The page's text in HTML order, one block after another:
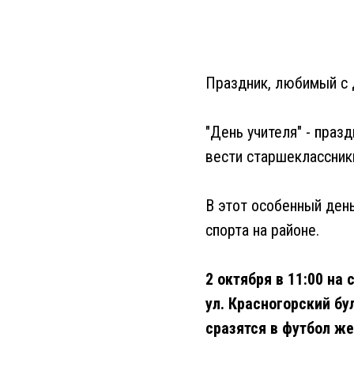
Праздник, любимый с
"День учителя" -
вести
В этот особенный
спорта на районе.
2 октября в 11:00 на
ул. Красногорский
сразятся в футбол